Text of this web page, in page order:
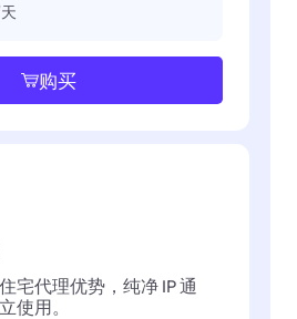
购买
宅代理优势，纯净 IP 通
使用。